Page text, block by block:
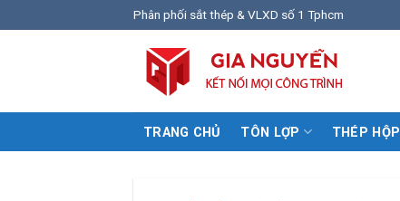
Phân phối sắt thép & VLXD số 1 Tphcm
TRANG CHỦ TÔN LỢP THÉP HỘP